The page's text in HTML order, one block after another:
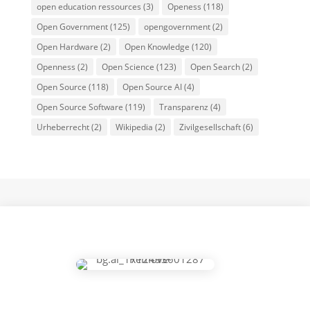
open education ressources (3) Openess (118)
Open Government(125) opengovernment(2)
Open Hardware (2) Open Knowledge (120)
Openness (2) Open Science (123) Open Search(2)
Open Source (118) Open Source AI(4)
Open Source Software (119) Transparenz (4)
Urheberrecht(2) Wikipedia (2) Zivilgesellschaft(6)